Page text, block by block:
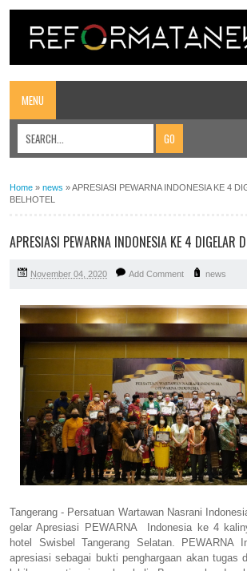
MENU
Home » news »APRESIASI PEWARNA INDONESIA KE 4
BELHOTEL
APRESIASI PEWARNA INDONESIA KE 4 DIGELAR
November 04, 2020 Add Comment news
Tangerang - Persatuan Wartawan Nasrani
gelar Apresiasi PEWARNA Indonesia ke 4
hotel Swisbel Tangerang Selatan. PEWARNA
apresiasi sebagai bukti penghargaan akan tugas